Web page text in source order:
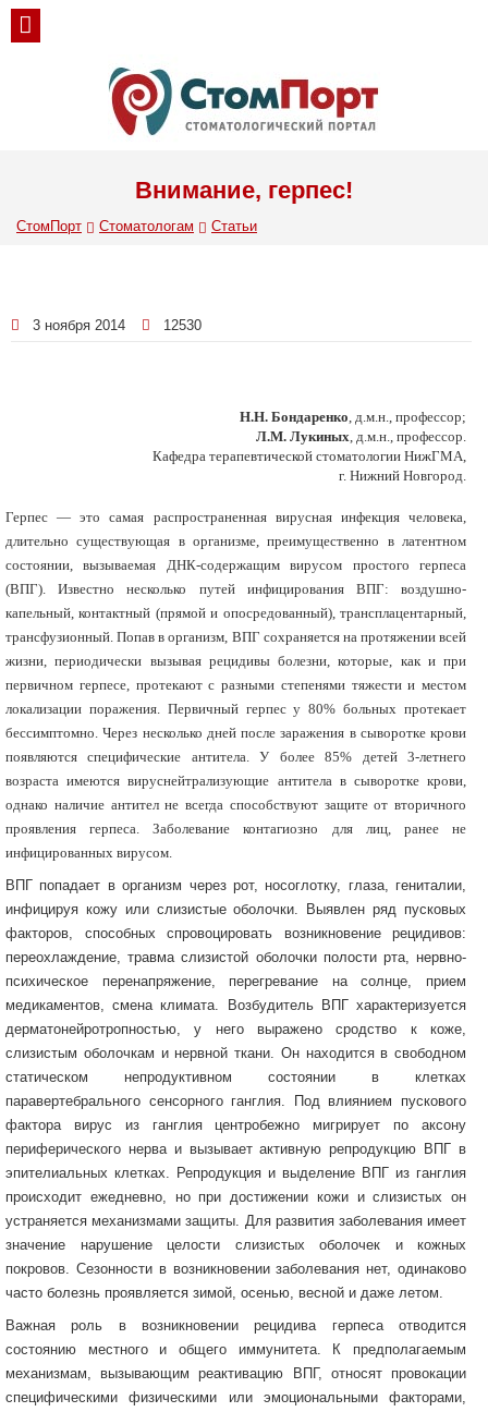
Внимание, герпес!
СтомПорт Стоматологам Статьи
3 ноября 2014 12530
Н.Н. Бондаренко, д.м.н., профессор;
Л.М. Лукиных, д.м.н., профессор.
Кафедра терапевтической стоматологии НижГМА,
г. Нижний Новгород.
Герпес — это самая распространенная вирусная инфекция человека,
длительно существующая в организме, преимущественно в латентном
состоянии, вызываемая ДНК-содержащим вирусом простого герпеса
(ВПГ). Известно несколько путей инфицирования ВПГ: воздушно-
капельный, контактный (прямой и опосредованный), трансплацентарный,
трансфузионный. Попав в организм, ВПГ сохраняется на протяжении всей
жизни, периодически вызывая рецидивы болезни, которые, как и при
первичном герпесе, протекают с разными степенями тяжести и местом
локализации поражения. Первичный герпес у 80% больных протекает
бессимптомно. Через несколько дней после заражения в сыворотке крови
появляются специфические антитела. У более 85% детей 3-летнего
возраста имеются вируснейтрализующие антитела в сыворотке крови,
однако наличие антител не всегда способствуют защите от вторичного
проявления герпеса. Заболевание контагиозно для лиц, ранее не
инфицированных вирусом.
ВПГ попадает в организм через рот, носоглотку, глаза, гениталии,
инфицируя кожу или слизистые оболочки. Выявлен ряд пусковых
факторов, способных спровоцировать возникновение рецидивов:
переохлаждение, травма слизистой оболочки полости рта, нервно-
психическое перенапряжение, перегревание на солнце, прием
медикаментов, смена климата. Возбудитель ВПГ характеризуется
дерматонейротропностью, у него выражено сродство к коже,
слизистым оболочкам и нервной ткани. Он находится в свободном
статическом непродуктивном состоянии в клетках
паравертебрального сенсорного ганглия. Под влиянием пускового
фактора вирус из ганглия центробежно мигрирует по аксону
периферического нерва и вызывает активную репродукцию ВПГ в
эпителиальных клетках. Репродукция и выделение ВПГ из ганглия
происходит ежедневно, но при достижении кожи и слизистых он
устраняется механизмами защиты. Для развития заболевания имеет
значение нарушение целости слизистых оболочек и кожных
покровов. Сезонности в возникновении заболевания нет, одинаково
часто болезнь проявляется зимой, осенью, весной и даже летом.
Важная роль в возникновении рецидива герпеса отводится
состоянию местного и общего иммунитета. К предполагаемым
механизмам, вызывающим реактивацию ВПГ, относят провокации
специфическими физическими или эмоциональными факторами,